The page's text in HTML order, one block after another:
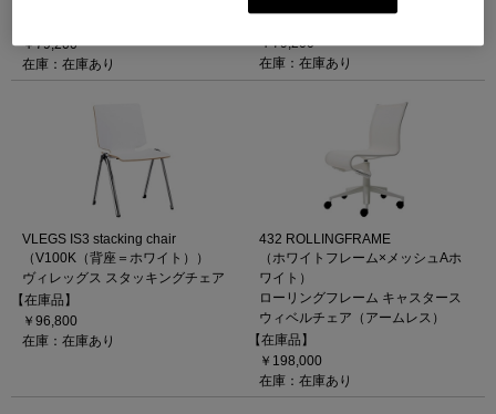
￥79,200
在庫：在庫あり
￥79,200
在庫：在庫あり
VLEGS IS3 stacking chair
（V100K（背座＝ホワイト））
ヴィレッグス スタッキングチェア
【在庫品】
￥96,800
在庫：在庫あり
432 ROLLINGFRAME
（ホワイトフレーム×メッシュAホ
ワイト）
ローリングフレーム キャスタース
ウィベルチェア（アームレス）
【在庫品】
￥198,000
在庫：在庫あり